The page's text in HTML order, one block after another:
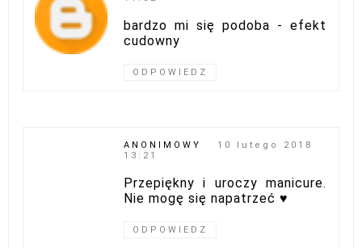
bardzo mi się podoba - efekt
cudowny
ODPOWIEDZ
ANONIMOWY
10 lutego 2018
13:21
Przepiękny i uroczy manicure.
Nie mogę się napatrzeć ♥
ODPOWIEDZ